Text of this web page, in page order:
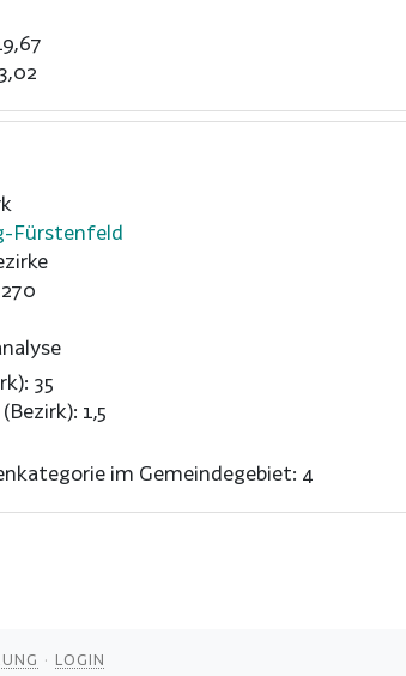
Fürstenfeld
35
1,5
im Gemeindegebiet: 4
LOGIN